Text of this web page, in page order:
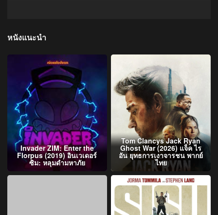
หนังแนะนำ
Invader ZIM: Enter the
Florpus (2019) อินเวเดอร์
ซิม: หลุมดำมหาภัย
Tom Clancys Jack Ryan
Ghost War (2026) แจ็ค ไร
อัน ยุทธการเงาจารชน พากย์
ไทย